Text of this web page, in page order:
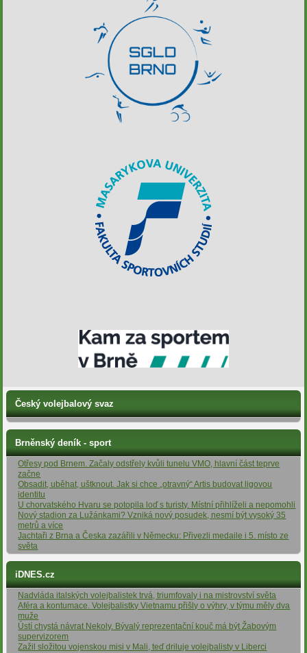
Český volejbalový svaz
Brněnský deník - sport
Otřesy pod Brnem. Začaly odstřely kvůli tunelu VMO, hlavní část teprve
začne
Obsadit, uběhat, uštknout. Jak si chce „otravný“ Artis budovat ligovou
identitu
U chorvatského Hvaru se potopila loď s turisty. Místní přihlíželi a nepomohli
Nový stadion za Lužánkami? Vzniká nový posudek, nesmí být vysoký 35
metrů a více
Jachtaři z Brna a Česka zazářili v Německu: Přivezli medaile i 5. místo ze
světa
iDNES.cz
Nadvláda italských volejbalistek trvá, triumfovaly i na mistrovství světa
Aféra a kontumace. Volejbalistky Vietnamu přišly o výhry, v týmu měly dva
muže
Ústí chystá návrat Nekoly. Bývalý reprezentační kouč má být Žabovým
supervizorem
Zažil složitou vojenskou misi v Mali, teď driluje volejbalisty v Liberci